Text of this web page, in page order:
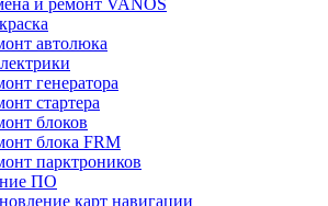
и ремонт VANOS
автолюка
генератора
стартера
блоков
блока FRM
парктроников
ПО
карт навигации